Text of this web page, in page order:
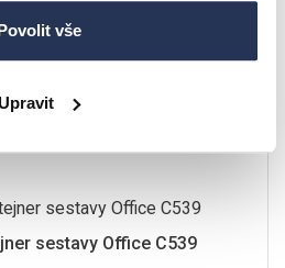
vše
Upravit
sestavy Office C539